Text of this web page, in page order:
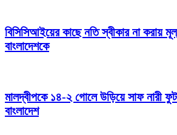
বিসিসিআইয়ের কাছে নতি স্বীকার না করায়
বাংলাদেশকে
মালদ্বীপকে ১৪-২ গোলে উড়িয়ে সাফ নারী
বাংলাদেশ